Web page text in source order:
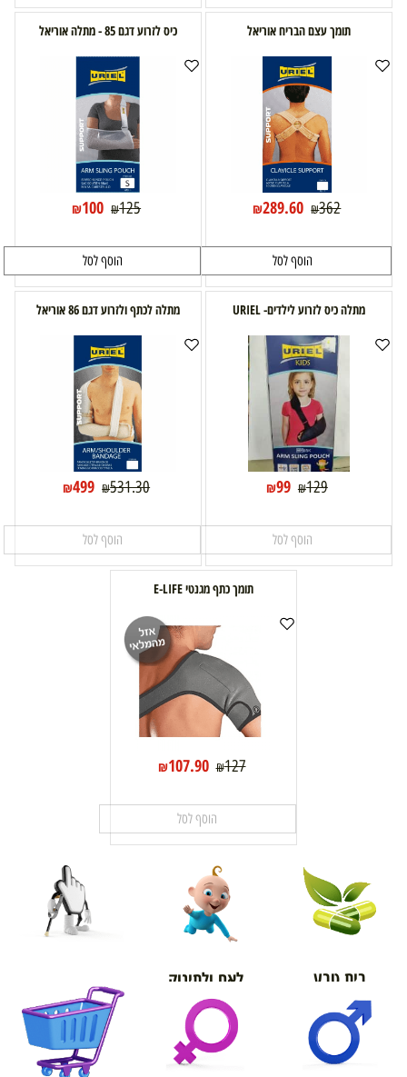
תומך עצם הבריח אוריאל
₪362
₪289.60
הוסף לסל
כיס לזרוע דגם 85 - מתלה אוריאל
₪125
₪100
הוסף לסל
מתלה כיס לזרוע לילדים- URIEL
₪129
₪99
הוסף לסל
מתלה לכתף ולזרוע דגם 86 אוריאל
₪531.30
₪499
הוסף לסל
תומך כתף מגנטי E-LIFE
₪127
₪107.90
הוסף לסל
בית טבע לאם ולתינוק
אורטופדיה